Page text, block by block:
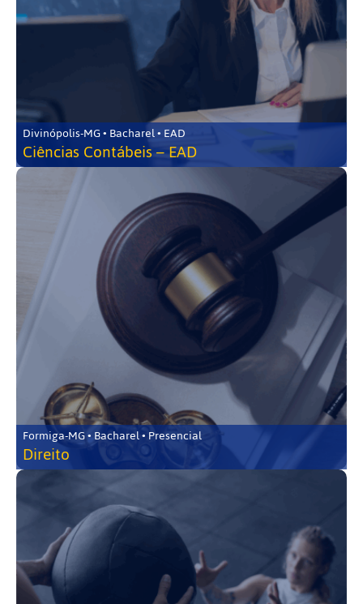
Divinópolis-MG • Bacharel • EAD
Ciências Contábeis – EAD
Formiga-MG • Bacharel • Presencial
Direito